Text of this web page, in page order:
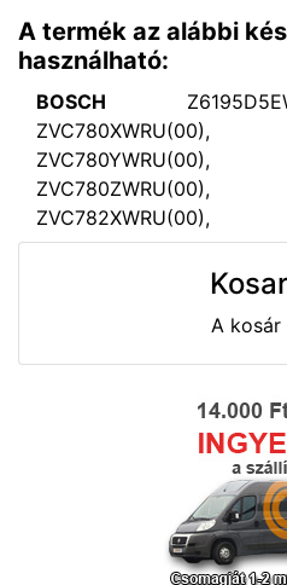
A termék az alábbi
használható:
BOSCH
ZVC782XWRU(00),
A kosár